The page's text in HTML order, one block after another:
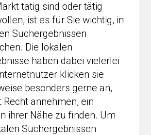
tätig sind oder tätig
ist es für Sie wichtig, in
Suchergebnissen
Die lokalen
haben dabei vielerlei
klicken sie
besonders gerne an,
Recht annehmen, ein
ihrer Nähe zu finden. Um
Suchergebnissen